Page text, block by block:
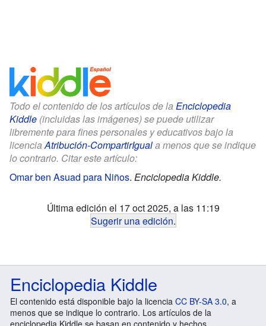
Todo el contenido de los artículos de la Enciclopedia
Kiddle (incluidas las imágenes) se puede utilizar
libremente para fines personales y educativos bajo la
licenciaAtribución-CompartirIguala menos que se indique
lo contrario. Citar este artículo:
Omar ben Asuad para Niños. Enciclopedia Kiddle.
Última edición el 17 oct 2025, a las 11:19
Sugerir una edición.
Enciclopedia Kiddle
El contenido está disponible bajo la licencia CC BY-SA 3.0, a
menos que se indique lo contrario. Los artículos de la